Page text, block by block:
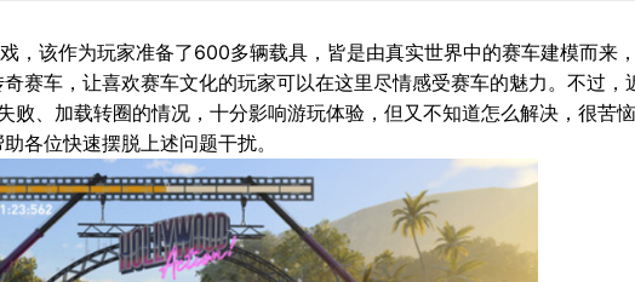
，该作为玩家准备了600多辆载具，皆是由真实世界中的赛车建模而来
赛车，让喜欢赛车文化的玩家可以在这里尽情感受赛车的魅力。不过，
败、加载转圈的情况，十分影响游玩体验，但又不知道怎么解决，很苦
各位快速摆脱上述问题干扰。